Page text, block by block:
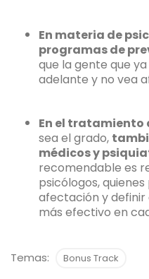
En materia de
programas de
que la gente que
adelante y no vea
En el tratamiento
sea el grado,
médicos y
recomendable es
psicólogos,
afectación y
más efectivo en
Temas: Bonus Track